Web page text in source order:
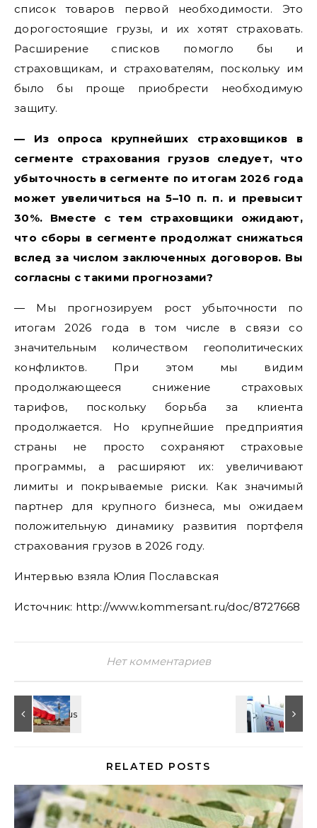
список товаров первой необходимости. Это
дорогостоящие грузы, и их хотят страховать.
Расширение списков помогло бы и
страховщикам, и страхователям, поскольку им
было бы проще приобрести необходимую
защиту.
— Из опроса крупнейших страховщиков в
сегменте страхования грузов следует, что
убыточность в сегменте по итогам 2026 года
может увеличиться на 5–10 п. п. и превысит
30%. Вместе с тем страховщики ожидают,
что сборы в сегменте продолжат снижаться
вслед за числом заключенных договоров. Вы
согласны с такими прогнозами?
— Мы прогнозируем рост убыточности по
итогам 2026 года в том числе в связи со
значительным количеством геополитических
конфликтов. При этом мы видим
продолжающееся снижение страховых
тарифов, поскольку борьба за клиента
продолжается. Но крупнейшие предприятия
страны не просто сохраняют страховые
программы, а расширяют их: увеличивают
лимиты и покрываемые риски. Как значимый
партнер для крупного бизнеса, мы ожидаем
положительную динамику развития портфеля
страхования грузов в 2026 году.
Интервью взяла Юлия Пославская
Источник: http://www.kommersant.ru/doc/8727668
Нет комментариев
RELATED POSTS